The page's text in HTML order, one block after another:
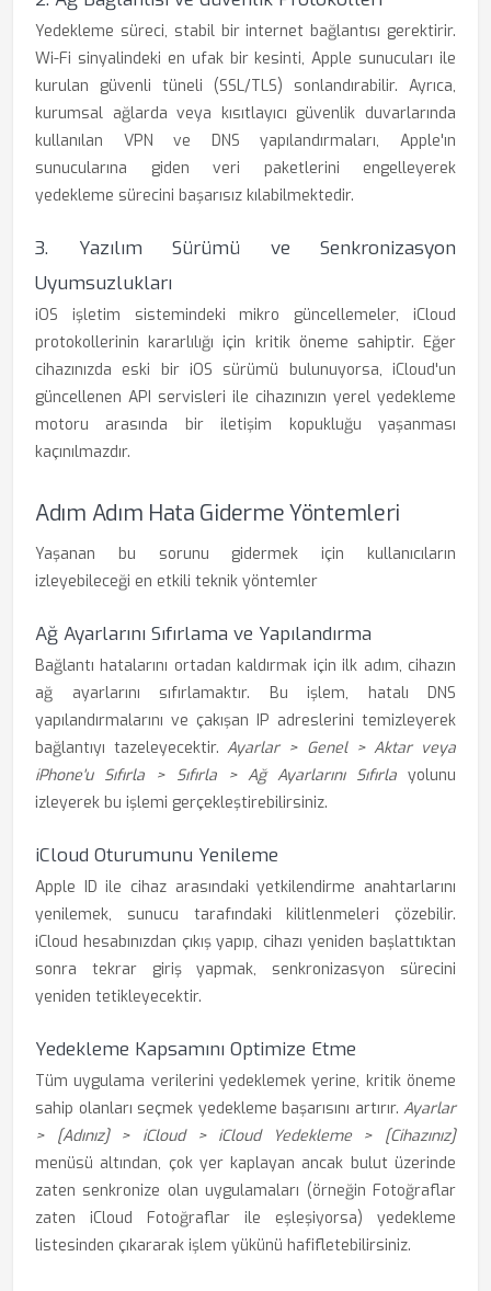
Yedekleme süreci, stabil bir internet bağlantısı gerektirir.
Wi-Fi sinyalindeki en ufak bir kesinti, Apple sunucuları ile
kurulan güvenli tüneli (SSL/TLS) sonlandırabilir. Ayrıca,
kurumsal ağlarda veya kısıtlayıcı güvenlik duvarlarında
kullanılan VPN ve DNS yapılandırmaları, Apple'ın
sunucularına giden veri paketlerini engelleyerek
yedekleme sürecini başarısız kılabilmektedir.
3. Yazılım Sürümü ve Senkronizasyon
Uyumsuzlukları
iOS işletim sistemindeki mikro güncellemeler, iCloud
protokollerinin kararlılığı için kritik öneme sahiptir. Eğer
cihazınızda eski bir iOS sürümü bulunuyorsa, iCloud'un
güncellenen API servisleri ile cihazınızın yerel yedekleme
motoru arasında bir iletişim kopukluğu yaşanması
kaçınılmazdır.
Adım Adım Hata Giderme Yöntemleri
Yaşanan bu sorunu gidermek için kullanıcıların
izleyebileceği en etkili teknik yöntemler
Ağ Ayarlarını Sıfırlama ve Yapılandırma
Bağlantı hatalarını ortadan kaldırmak için ilk adım, cihazın
ağ ayarlarını sıfırlamaktır. Bu işlem, hatalı DNS
yapılandırmalarını ve çakışan IP adreslerini temizleyerek
bağlantıyı tazeleyecektir.Ayarlar > Genel > Aktar veya
iPhone'u Sıfırla > Sıfırla > Ağ Ayarlarını Sıfırla yolunu
izleyerek bu işlemi gerçekleştirebilirsiniz.
iCloud Oturumunu Yenileme
Apple ID ile cihaz arasındaki yetkilendirme anahtarlarını
yenilemek, sunucu tarafındaki kilitlenmeleri çözebilir.
iCloud hesabınızdan çıkış yapıp, cihazı yeniden başlattıktan
sonra tekrar giriş yapmak, senkronizasyon sürecini
yeniden tetikleyecektir.
Yedekleme Kapsamını Optimize Etme
Tüm uygulama verilerini yedeklemek yerine, kritik öneme
sahip olanları seçmek yedekleme başarısını artırır. Ayarlar
> [Adınız] > iCloud > iCloud Yedekleme > [Cihazınız]
menüsü altından, çok yer kaplayan ancak bulut üzerinde
zaten senkronize olan uygulamaları (örneğin Fotoğraflar
zaten iCloud Fotoğraflar ile eşleşiyorsa) yedekleme
listesinden çıkararak işlem yükünü hafifletebilirsiniz.